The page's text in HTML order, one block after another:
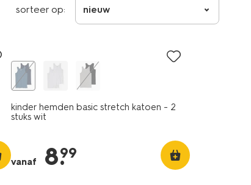
sorteer op: nieuw
kinder hemden basic stretch katoen - 2
stuks wit
vanaf 8.
99